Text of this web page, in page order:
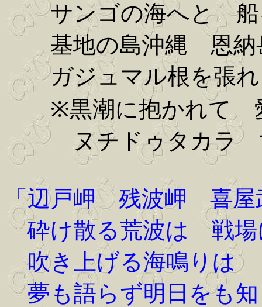
サンゴの海へと 船
基地の島沖縄 恩納
ガジュマル根を張れ
※黒潮に抱かれて
ヌチドゥタカラ 世
「辺戸岬 残波岬 喜屋
砕け散る荒波は 戦場
吹き上げる海鳴りは
夢も語らず明日をも